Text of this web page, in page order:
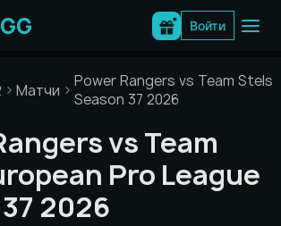
Войти
Матчи
Power Rangers vs Team Stels
Season 37 2026
vs Team
Pro League
2026